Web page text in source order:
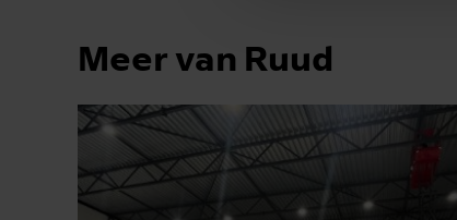
Meer van Ruud